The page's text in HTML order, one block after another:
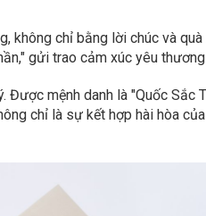
không chỉ bằng lời chúc và
gửi trao cảm xúc yêu thương
mệnh danh là "Quốc Sắc
chỉ là sự kết hợp hài hòa